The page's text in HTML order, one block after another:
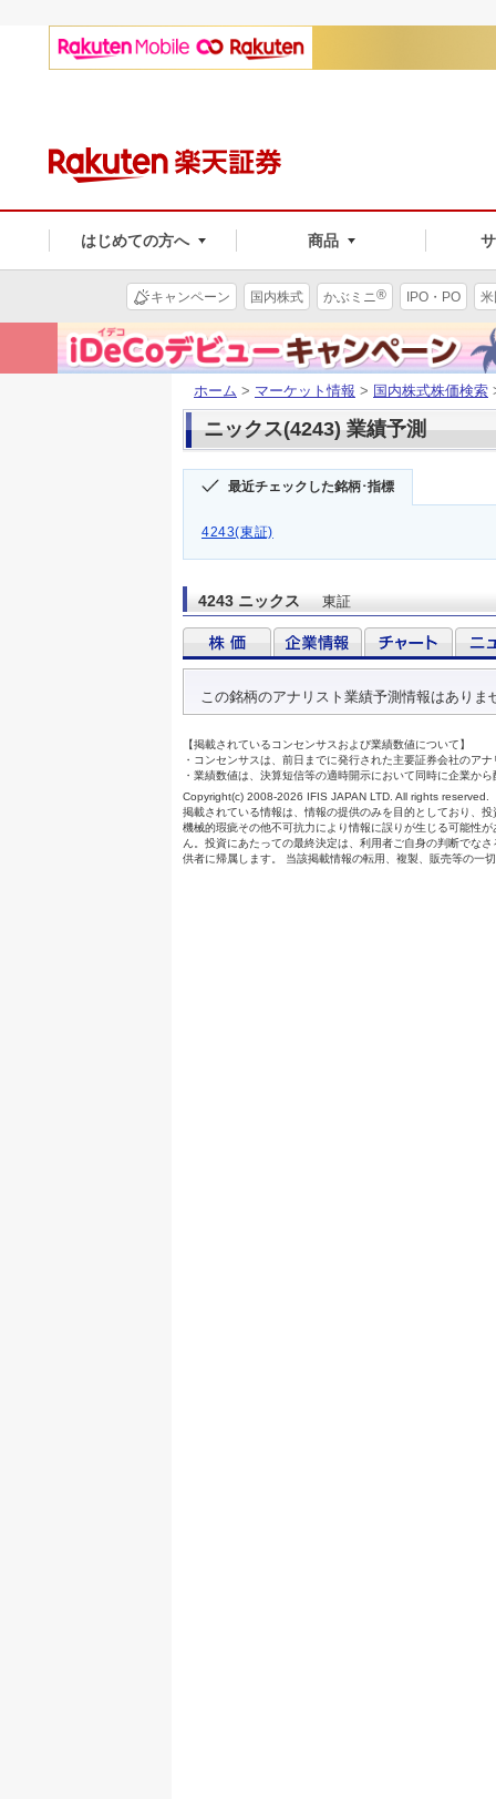
はじめての方へ 商品
キャンペーン 国内株式 かぶミニ® IPO・PO
ホーム > マーケット情報 > 国内株式株価検索
ニックス(4243) 業績予測
最近チェックした銘柄･指標
4243(東証)
4243 ニックス 東証